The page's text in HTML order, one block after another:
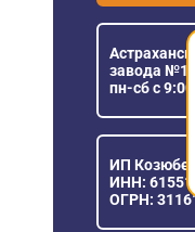
завода №1,
пн-сб с 9:00
ИП
ИНН:
ОГРН: